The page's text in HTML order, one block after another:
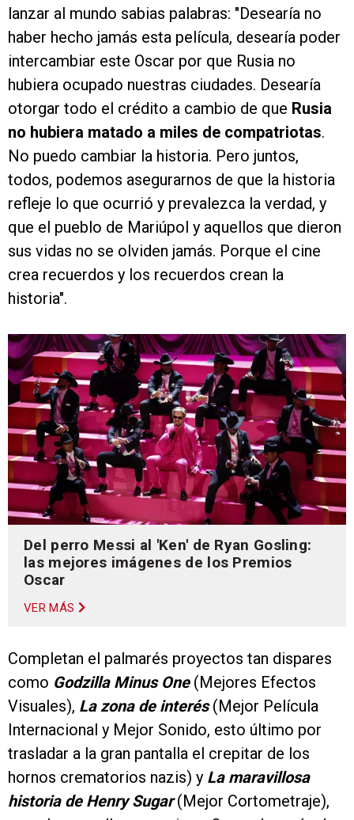
lanzar al mundo sabias palabras: "Desearía no
haber hecho jamás esta película, desearía poder
intercambiar este Oscar por que Rusia no
hubiera ocupado nuestras ciudades. Desearía
otorgar todo el crédito a cambio de que Rusia
no hubiera matado a miles de compatriotas.
No puedo cambiar la historia. Pero juntos,
todos, podemos asegurarnos de que la historia
refleje lo que ocurrió y prevalezca la verdad, y
que el pueblo de Mariúpol y aquellos que dieron
sus vidas no se olviden jamás. Porque el cine
crea recuerdos y los recuerdos crean la
historia".
Del perro Messi al 'Ken' de Ryan Gosling:
las mejores imágenes de los Premios
Oscar
VER MÁS
Completan el palmarés proyectos tan dispares
como Godzilla Minus One(Mejores Efectos
Visuales), La zona de interés(Mejor Película
Internacional y Mejor Sonido, esto último por
trasladar a la gran pantalla el crepitar de los
hornos crematorios nazis) y La maravillosa
historia de Henry Sugar(Mejor Cortometraje),